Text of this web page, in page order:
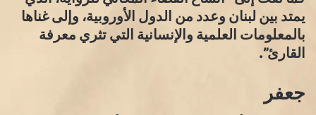
يمتد بين لبنان وعدد من الدول الأوروبية، وإلى غناها
بالمعلومات العلمية والإنسانية التي تثري معرفة
القارئ”.
جعفر